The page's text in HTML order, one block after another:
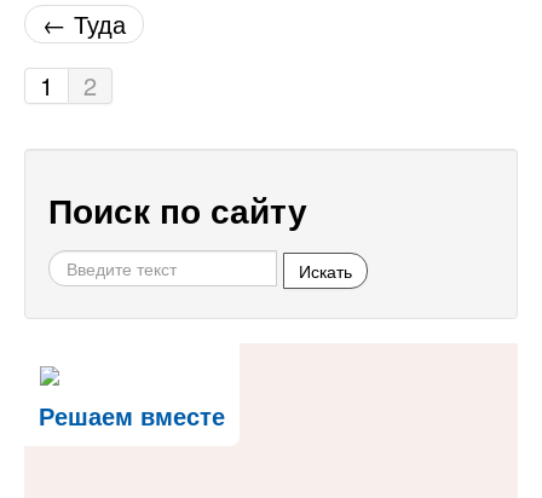
← Туда
1
2
Поиск по сайту
Искать
Решаем вместе